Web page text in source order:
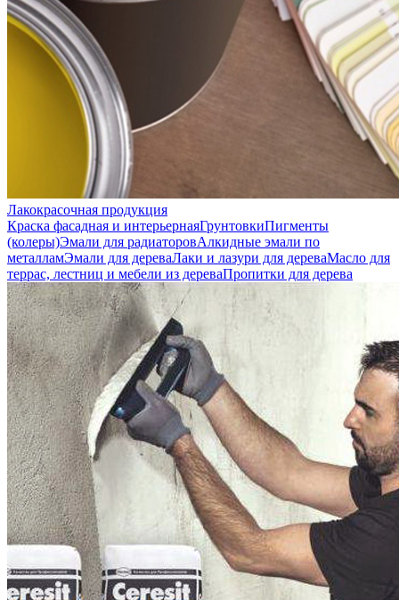
Лакокрасочная продукция
Краска фасадная и интерьернаяГрунтовкиПигменты
(колеры)Эмали для радиаторовАлкидные эмали по
металламЭмали для дереваЛаки и лазури для дереваМасло для
террас, лестниц и мебели из дереваПропитки для дерева